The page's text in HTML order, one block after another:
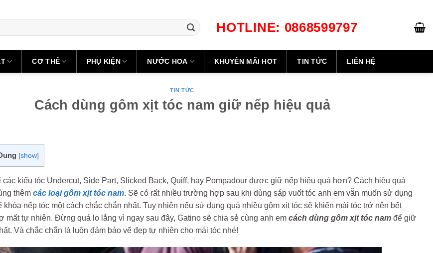
HOTLINE: 0868599797
CƠ THỂ PHỤ KIỆN NƯỚC HOA KHUYẾN MÃI HOT TIN TỨC LIÊN HỆ
TIN TỨC
Cách dùng gôm xịt tóc nam giữ nếp hiệu quả
[show]
các kiểu tóc Undercut, Side Part, Slicked Back, Quiff, hay Pompadour được giữ nếp hiệu quả hơn? Cách hiệu quả
thêm các loại gôm xịt tóc nam. Sẽ có rất nhiều trường hợp sau khi dùng sáp vuốt tóc anh em vẫn muốn sử dụng
khóa nếp tóc một cách chắc chắn nhất. Tuy nhiên nếu sử dụng quá nhiều gôm xịt tóc sẽ khiến mái tóc trở nên bết
mất tự nhiên. Đừng quá lo lắng vì ngay sau đây, Gatino sẽ chia sẻ cùng anh em cách dùng gôm xịt tóc nam để giữ
Và chắc chắn là luôn đảm bảo vể đẹp tự nhiên cho mái tóc nhé!